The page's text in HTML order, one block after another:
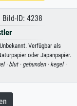
ID: 4238
Verfügbar als
oder Japanpapier.
· blut · gebunden · kegel ·